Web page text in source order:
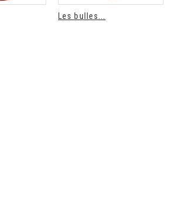
Les bulles...